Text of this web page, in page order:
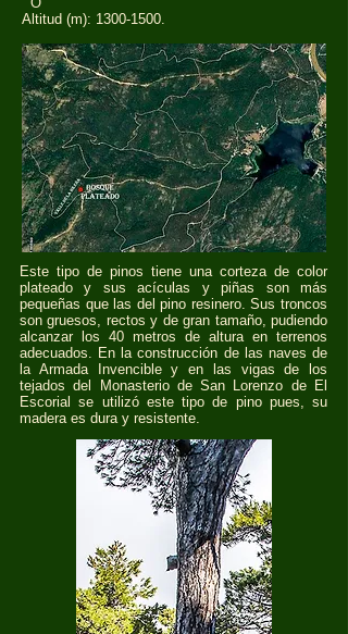
Altitud (m): 1300-1500.
Este tipo de pinos tiene una corteza de color
plateado y sus acículas y piñas son más
pequeñas que las del pino resinero. Sus troncos
son gruesos, rectos y de gran tamaño, pudiendo
alcanzar los 40 metros de altura en terrenos
adecuados. En la construcción de las naves de
la Armada Invencible y en las vigas de los
tejados del Monasterio de San Lorenzo de El
Escorial se utilizó este tipo de pino pues, su
madera es dura y resistente.